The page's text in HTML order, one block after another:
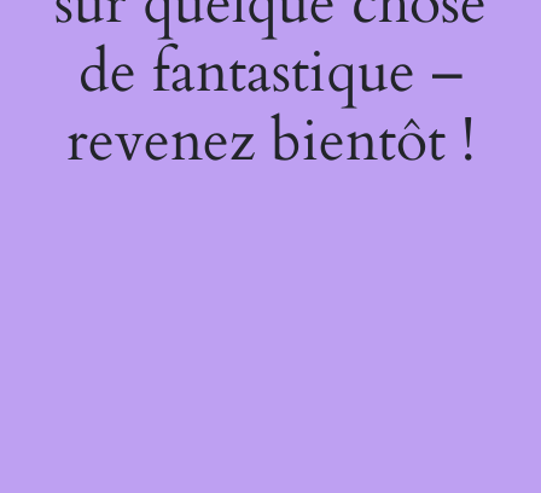
de fantastique –
revenez bientôt !